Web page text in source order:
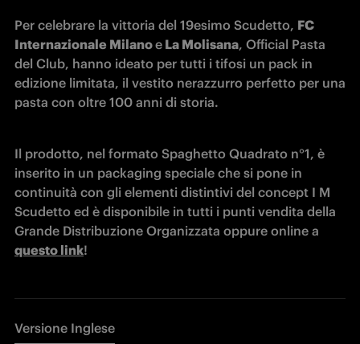
Per celebrare la vittoria del 19esimo Scudetto, FC
Internazionale Milano e La Molisana, Official Pasta
del Club, hanno ideato per tutti i tifosi un pack in
edizione limitata, il vestito nerazzurro perfetto per una
pasta con oltre 100 anni di storia.
Il prodotto, nel formato Spaghetto Quadrato n°1, è
inserito in un packaging speciale che si pone in
continuità con gli elementi distintivi del concept I M
Scudetto ed è disponibile in tutti i punti vendita della
questo link!
Versione Inglese